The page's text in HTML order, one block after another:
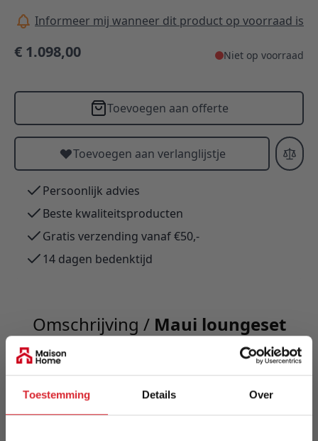
Toestemming Details Over
Informeer mij wanneer dit product op voorraad is
€ 1.098,00 Niet op voorraad
Toevoegen aan offerte
Toevoegen aan verlanglijstje
Persoonlijk advies
Beste kwaliteitsproducten
Gratis verzending vanaf €50,-
14 dagen bedenktijd
Omschrijving / Maui loungeset
voor buiten - Moderne
terrasmeubelenset
Maui Loungeset 1263 — bank en 2 stoelen. Zwart